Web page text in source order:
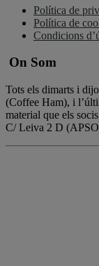
Política de
Política de
Condicions
On Som
Tots els dimarts i
(Coffee Ham), i
material que els
C/ Leiva 2 D